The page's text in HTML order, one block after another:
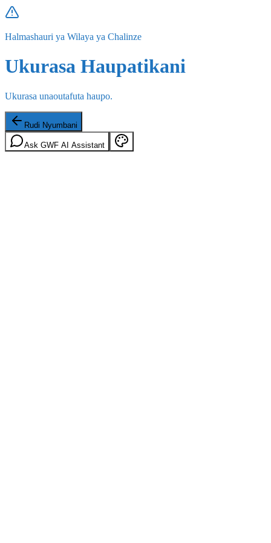
Halmashauri ya Wilaya ya Chalinze
Ukurasa Haupatikani
Ukurasa unaoutafuta haupo.
Rudi Nyumbani
Ask GWF AI Assistant